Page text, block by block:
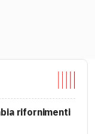
rifornimenti